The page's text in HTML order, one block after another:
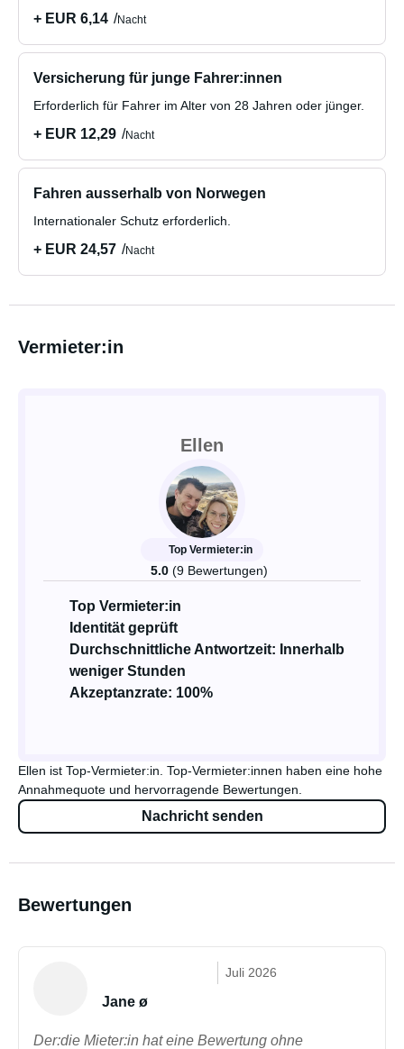
+ EUR 6,14 Nacht
Versicherung für junge Fahrer:innen
Erforderlich für Fahrer im Alter von 28 Jahren oder jünger.
+ EUR 12,29 Nacht
Fahren ausserhalb von Norwegen
Internationaler Schutz erforderlich.
+ EUR 24,57 Nacht
Vermieter:in
Ellen
Top Vermieter:in
5.0 (9 Bewertungen)
Top Vermieter:in
Identität geprüft
Durchschnittliche Antwortzeit: Innerhalb
weniger Stunden
Akzeptanzrate: 100%
Ellen ist Top-Vermieter:in. Top-Vermieter:innen haben eine hohe
Annahmequote und hervorragende Bewertungen.
Nachricht senden
Bewertungen
Juli 2026
Jane ø
Der:die Mieter:in hat eine Bewertung ohne